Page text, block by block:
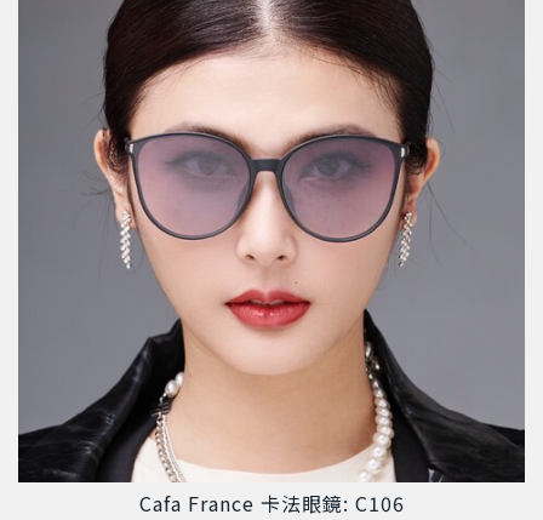
Cafa France 卡法眼鏡: C106